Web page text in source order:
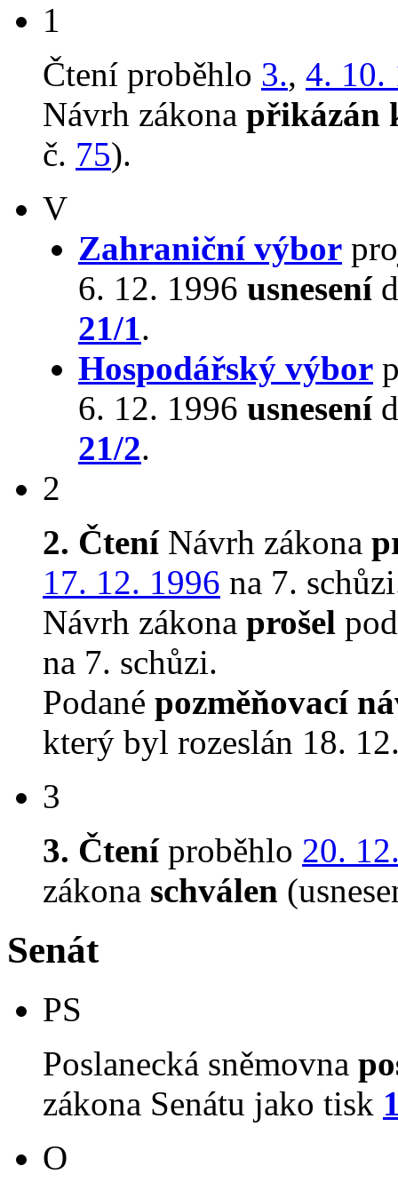
1
Čtení proběhlo 3., 4. 10.
Návrh zákona přikázán
č. 75).
V
Zahraniční výbor
6. 12. 1996 usnesení
21/1.
Hospodářský výbor
6. 12. 1996 usnesení
21/2.
2
2. ČteníNávrh zákona
17. 12. 1996 na 7.
Návrh zákona prošel
na 7. schůzi.
Podané pozměňovací
který byl rozeslán 18.
3
3. Čteníproběhlo 20.
zákona schválen
Senát
PS
Poslanecká sněmovna
zákona Senátu jako tisk
O